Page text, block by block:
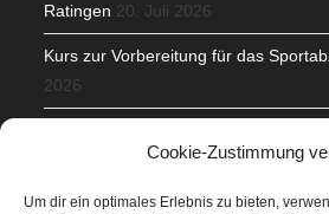
Cookie-Zustimmung
Um dir ein optimales Erlebnis zu bieten,
Ratingen 20. Juli 2026
Kurs zur Vorbereitung für das
2026